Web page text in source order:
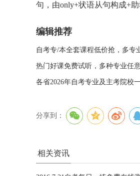
句，由only+状语从句构成+
编辑推荐
自考专/本全套课程低价抢，多专
热门好课免费试听，多种专业任意
各省2026年自考专业及主考院校
分享到：
相关资讯